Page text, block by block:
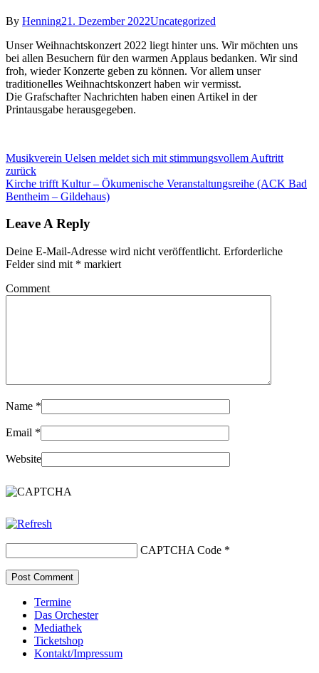
By Henning21. Dezember 2022Uncategorized
Unser Weihnachtskonzert 2022 liegt hinter uns. Wir möchten uns
bei allen Besuchern für den warmen Applaus bedanken. Wir sind
froh, wieder Konzerte geben zu können. Vor allem unser
traditionelles Weihnachtskonzert haben wir vermisst.
Die Grafschafter Nachrichten haben einen Artikel in der
Printausgabe herausgegeben.
Musikverein Uelsen meldet sich mit stimmungsvollem Auftritt
zurück
Kirche trifft Kultur – Ökumenische Veranstaltungsreihe (ACK Bad
Bentheim – Gildehaus)
Leave A Reply
Deine E-Mail-Adresse wird nicht veröffentlicht. Erforderliche
Felder sind mit * markiert
Comment
Name *
Email *
Website
CAPTCHA Code *
Termine
Das Orchester
Mediathek
Ticketshop
Kontakt/Impressum